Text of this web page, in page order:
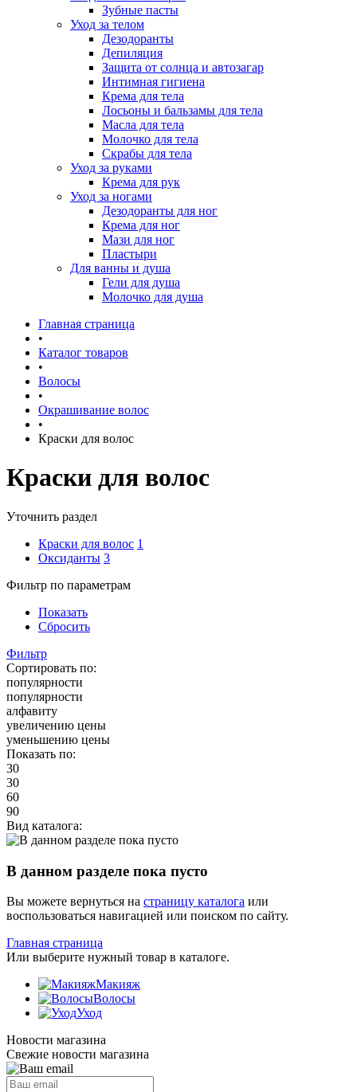
Зубные пасты
Уход за телом
Дезодоранты
Депиляция
Защита от солнца и автозагар
Интимная гигиена
Крема для тела
Лосьоны и бальзамы для тела
Масла для тела
Молочко для тела
Скрабы для тела
Уход за руками
Крема для рук
Уход за ногами
Дезодоранты для ног
Крема для ног
Мази для ног
Пластыри
Для ванны и душа
Гели для душа
Молочко для душа
Главная страница
•
Каталог товаров
•
Волосы
•
Окрашивание волос
•
Краски для волос
Краски для волос
Уточнить раздел
Краски для волос 1
Оксиданты 3
Фильтр по параметрам
Показать
Сбросить
Фильтр
Сортировать по:
популярности
популярности
алфавиту
увеличению цены
уменьшению цены
Показать по:
30
30
60
90
Вид каталога:
В данном разделе пока пусто
Вы можете вернуться на страницу каталога или
воспользоваться навигацией или поиском по сайту.
Главная страница
Или выберите нужный товар в каталоге.
Макияж
Волосы
Уход
Новости магазина
Свежие новости магазина